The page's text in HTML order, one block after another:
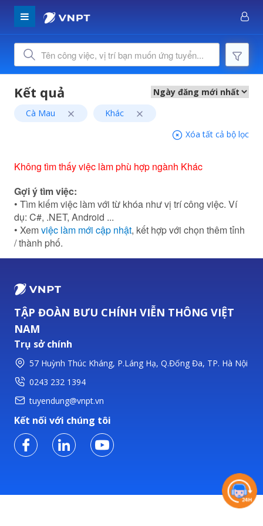
Cà Mau
Khác
Xóa tất cả bộ lọc
Không tìm thấy việc làm phù hợp ngành Khác
Gợi ý tìm việc:
• Tìm kiếm việc làm với từ khóa như vị trí công việc. Ví
dụ: C#, .NET, Android ...
• Xemviệc làm mới cập nhật, kết hợp với chọn thêm tỉnh
/ thành phố.
TẬP ĐOÀN BƯU CHÍNH VIỄN THÔNG VIỆT
NAM
Trụ sở chính
57 Huỳnh Thúc Kháng, P.Láng Hạ, Q.Đống Đa, TP. Hà Nội
0243 232 1394
tuyendung@vnpt.vn
Kết nối với chúng tôi